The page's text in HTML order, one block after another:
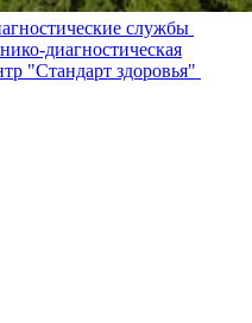
службы
диагностическая
"Стандарт здоровья"